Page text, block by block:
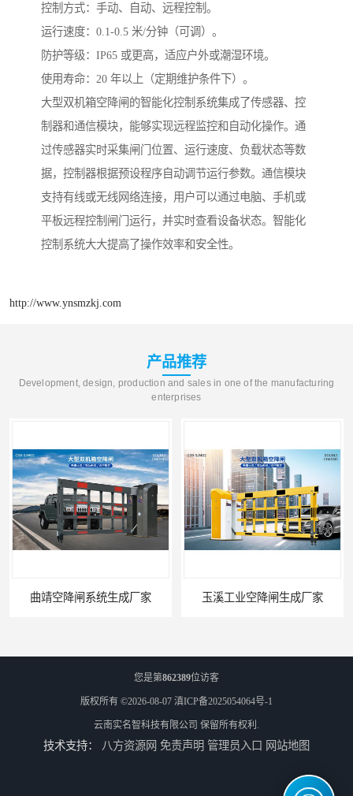
控制方式：手动、自动、远程控制。
运行速度：0.1-0.5 米/分钟（可调）。
防护等级：IP65 或更高，适应户外或潮湿环境。
使用寿命：20 年以上（定期维护条件下）。
大型双机箱空降闸的智能化控制系统集成了传感器、控
制器和通信模块，能够实现远程监控和自动化操作。通
过传感器实时采集闸门位置、运行速度、负载状态等数
据，控制器根据预设程序自动调节运行参数。通信模块
支持有线或无线网络连接，用户可以通过电脑、手机或
平板远程控制闸门运行，并实时查看设备状态。智能化
控制系统大大提高了操作效率和安全性。
http://www.ynsmzkj.com
产品推荐
Development, design, production and sales in one of the manufacturing
enterprises
曲靖空降闸系统生成厂家 玉溪工业空降闸生成厂家
您是第862389位访客
版权所有 ©2026-08-07 滇ICP备2025054064号-1
云南实名智科技有限公司 保留所有权利.
技术支持： 八方资源网 免责声明 管理员入口 网站地图